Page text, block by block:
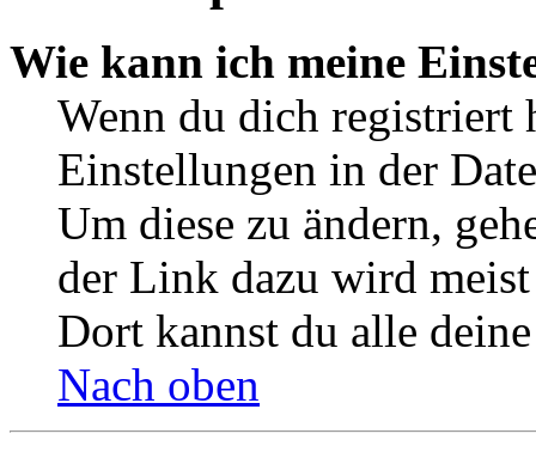
Wie kann ich meine
Wenn du dich registriert
Einstellungen in der
Um diese zu ändern,
der Link dazu wird
Dort kannst du alle
Nach oben